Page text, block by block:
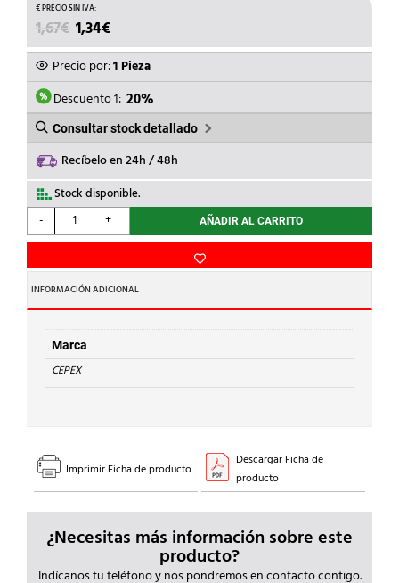
1,67€ EL
PRECIO
ORIGINAL
ERA:
1,67€.
1,34€
PRECIO
ACTUAL
ES:
1,34€.
Precio por:1 Pieza
Descuento 1: 20%
Consultar stock detallado
Recíbelo en 24h / 48h
Stock disponible.
-
CEPEX
-
DOBLE
ROSCA
PVC
3/4"
cantidad
+ AÑADIR AL CARRITO
INFORMACIÓN ADICIONAL
Marca
CEPEX
Imprimir Ficha de producto
Descargar Ficha de
producto
¿Necesitas más información sobre este
producto?
Indícanos tu teléfono y nos pondremos en contacto contigo.